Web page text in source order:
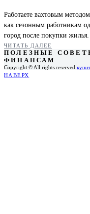
Работаете вахтовым
как сезонным работникам
город после покупки
ЧИТАТЬ ДАЛЕЕ
ПОЛЕЗНЫЕ
ФИНАНСАМ
Copyright © All rights reserved
НАВЕРХ